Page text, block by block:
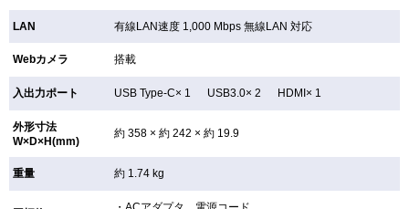
LAN 有線LAN速度 1,000 Mbps 無線LAN対応
Webカメラ 搭載
入出力ポート USB Type-C× 1 USB3.0× 2 HDMI× 1
外形寸法
W×D×H(mm)
約 358 × 約 242 × 約 19.9
重量 約 1.74 kg